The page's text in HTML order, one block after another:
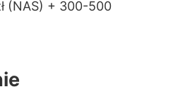
(NAS) + 300-500